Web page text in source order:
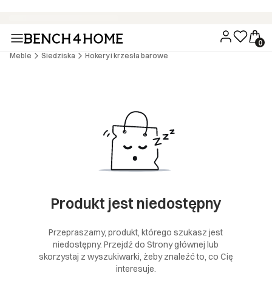
Meble Siedziska Hokery i krzesła barowe
Produkt jest niedostępny
Przepraszamy, produkt, którego szukasz jest
niedostępny. Przejdź do Strony głównej lub
skorzystaj z wyszukiwarki, żeby znaleźć to, co Cię
interesuje.